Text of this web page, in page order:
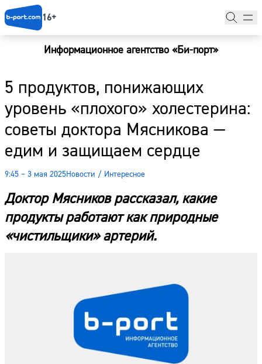
16+
Информационное агентство «Би-порт»
5 продуктов, понижающих
уровень «плохого» холестерина:
советы доктора Мясникова —
едим и защищаем сердце
9:45 – 3 мая 2025Новости / Интересное
Доктор Мясников рассказал, какие
продукты работают как природные
«чистильщики» артерий.
Новости
Наши гости
Фоторепортажи
Погода
Курсы валют